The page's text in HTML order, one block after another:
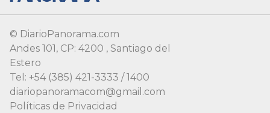
© DiarioPanorama.com
Andes 101, CP: 4200 , Santiago del
Estero
Tel: +54 (385) 421-3333 / 1400
diariopanoramacom@gmail.com
Políticas de Privacidad